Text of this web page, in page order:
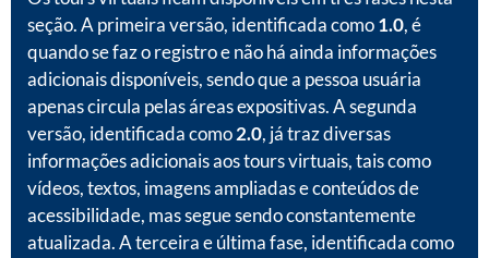
seção. A primeira versão, identificada como1.0, é
quando se faz o registro e não há ainda informações
adicionais disponíveis, sendo que a pessoa usuária
apenas circula pelas áreas expositivas. A segunda
versão, identificada como2.0, já traz diversas
informações adicionais aos tours virtuais, tais como
vídeos, textos, imagens ampliadas e conteúdos de
acessibilidade, mas segue sendo constantemente
atualizada. A terceira e última fase, identificada como